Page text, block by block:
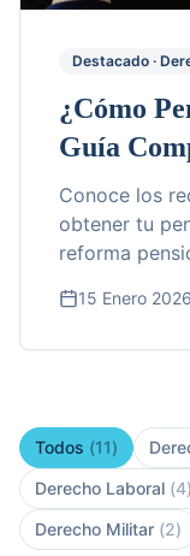
Destacado ·
¿Cómo
Guía
Conoce los
obtener tu
reforma
15 Enero 2026
Todos (11)
Derecho Laboral (4)
Derecho Militar (2)